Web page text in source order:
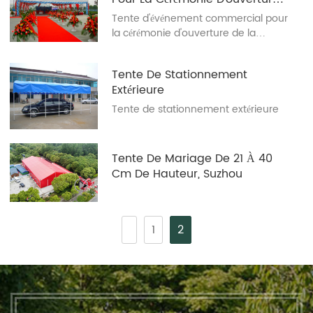
De La Société Wuxi Donaldson
Tente d'événement commercial pour
la cérémonie d'ouverture de la
Tente De Stationnement
Extérieure
Tente de stationnement extérieure
Tente De Mariage De 21 À 40
Cm De Hauteur, Suzhou
1 2